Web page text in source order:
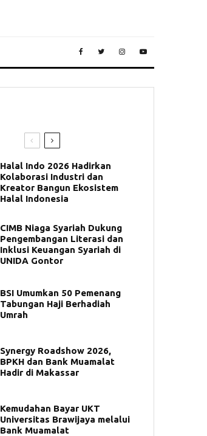
Halal Indo 2026 Hadirkan
Kolaborasi Industri dan
Kreator Bangun Ekosistem
Halal Indonesia
CIMB Niaga Syariah Dukung
Pengembangan Literasi dan
Inklusi Keuangan Syariah di
UNIDA Gontor
BSI Umumkan 50 Pemenang
Tabungan Haji Berhadiah
Umrah
Synergy Roadshow 2026,
BPKH dan Bank Muamalat
Hadir di Makassar
Kemudahan Bayar UKT
Universitas Brawijaya melalui
Bank Muamalat